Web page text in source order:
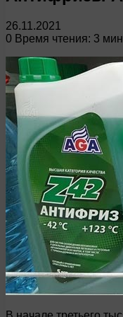
26.11.2021
0 Время чтения: 3